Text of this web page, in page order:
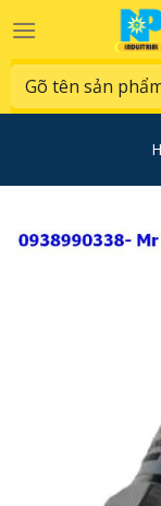
to
content
Search
for: